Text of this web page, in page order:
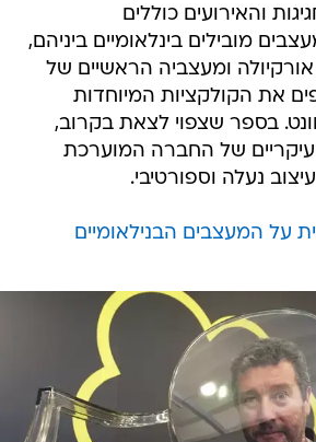
והאירועים כוללים
מובילים בינלאומיים ביניהם,
ומעצביה הראשיים של
את הקולקציות המיוחדות
בספר שצפוי לצאת בקרוב,
העיקריים של החברה המוערכת
נעלה וספורטיבי.
על המעצבים הבנילאומיים